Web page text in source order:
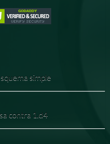
simple
contra 1.d4